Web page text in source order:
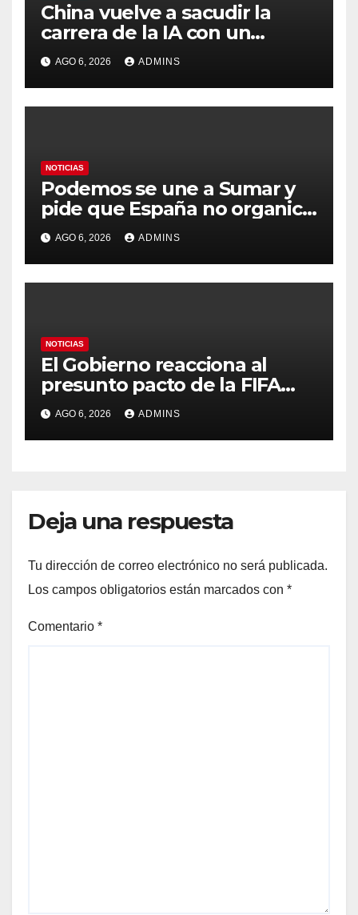
China vuelve a sacudir la
carrera de la IA con un
modelo capaz de trabajar
durante días sin intervención
humana
AGO 6, 2026 ADMINS
NOTICIAS
Podemos se une a Sumar y
pide que España no organice
el Mundial 2030 con
Marruecos por «atentar
contra la soberanía nacional»
AGO 6, 2026 ADMINS
NOTICIAS
El Gobierno reacciona al
presunto pacto de la FIFA
con Marruecos para acoger
la final del Mundial 2030:
«Tiene que ser en España»
AGO 6, 2026 ADMINS
Deja una respuesta
Tu dirección de correo electrónico no será publicada.
Los campos obligatorios están marcados con *
Comentario *